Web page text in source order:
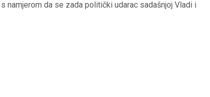
namjerom da se zada politički udarac sadašnjoj Vladi i